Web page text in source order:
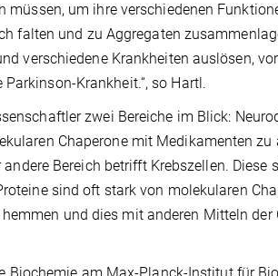
um ihre verschiedenen
falten und zu Aggregaten
verschiedene Krankheiten auslösen,
Krankheit.“, so Hartl.
zwei Bereiche im Blick:
Chaperone mit Medikamenten
Bereich betrifft Krebszellen. Diese
sind oft stark von molekularen
und dies mit anderen Mitteln der